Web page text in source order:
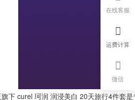
下 curel 珂润 润浸美白 20天旅行4件套
在线客服
运费计算
微信